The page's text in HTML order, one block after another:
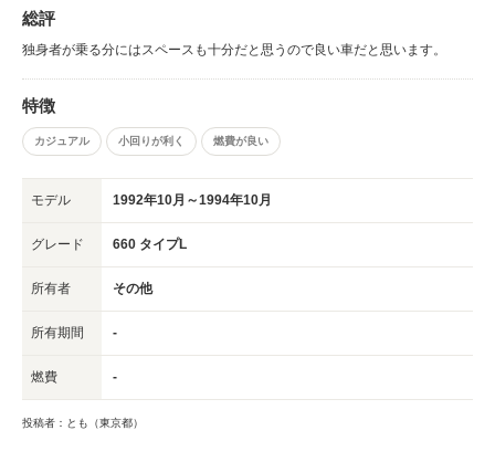
総評
独身者が乗る分にはスペースも十分だと思うので良い車だと思います。
特徴
カジュアル 小回りが利く 燃費が良い
モデル 1992年10月～1994年10月
グレード 660 タイプL
所有者 その他
所有期間 -
燃費 -
投稿者：とも（東京都）